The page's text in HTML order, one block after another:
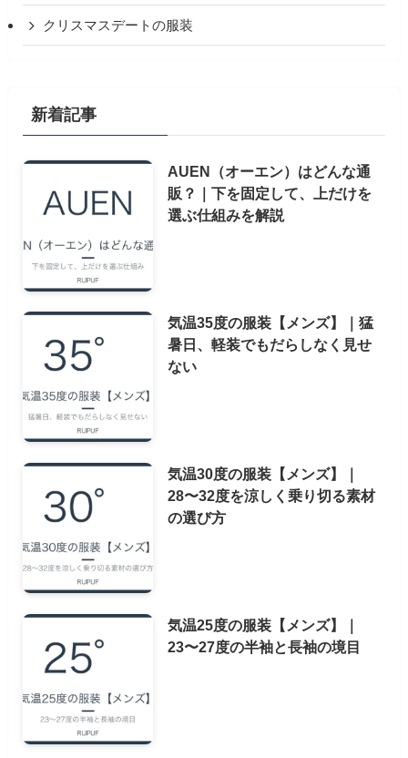
クリスマスデートの服装
新着記事
AUEN（オーエン）はどんな通
販？｜下を固定して、上だけを
選ぶ仕組みを解説
気温35度の服装【メンズ】｜猛
暑日、軽装でもだらしなく見せ
ない
気温30度の服装【メンズ】｜
28〜32度を涼しく乗り切る素材
の選び方
気温25度の服装【メンズ】｜
23〜27度の半袖と長袖の境目